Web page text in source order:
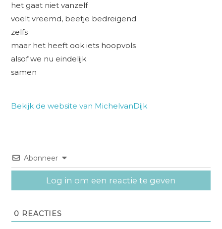
het gaat niet vanzelf
voelt vreemd, beetje bedreigend
zelfs
maar het heeft ook iets hoopvols
alsof we nu eindelijk
samen
Bekijk de website van MichelvanDijk
Abonneer
Log in om een reactie te geven
0 REACTIES